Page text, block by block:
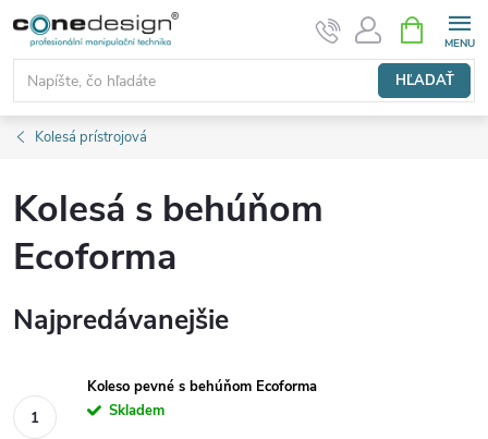
Prejsť
obsah
HĽADAŤ
KOŠÍK
Kolesá prístrojová
Kolesá s behúňom
Ecoforma
Najpredávanejšie
Koleso pevné s behúňom Ecoforma
Skladem